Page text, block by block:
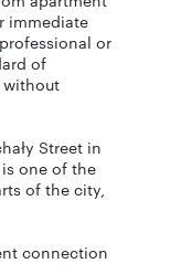
immediate
or
of
Street in
one of the
of the city,
connection